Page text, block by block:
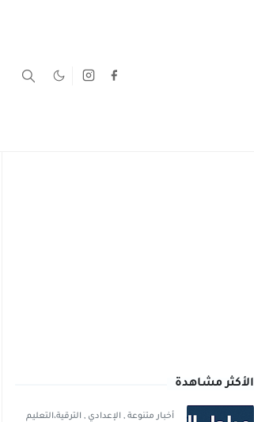
الأكثر مشاهدة
أخبار متنوعة, الإعدادي, الترقية،التعليم